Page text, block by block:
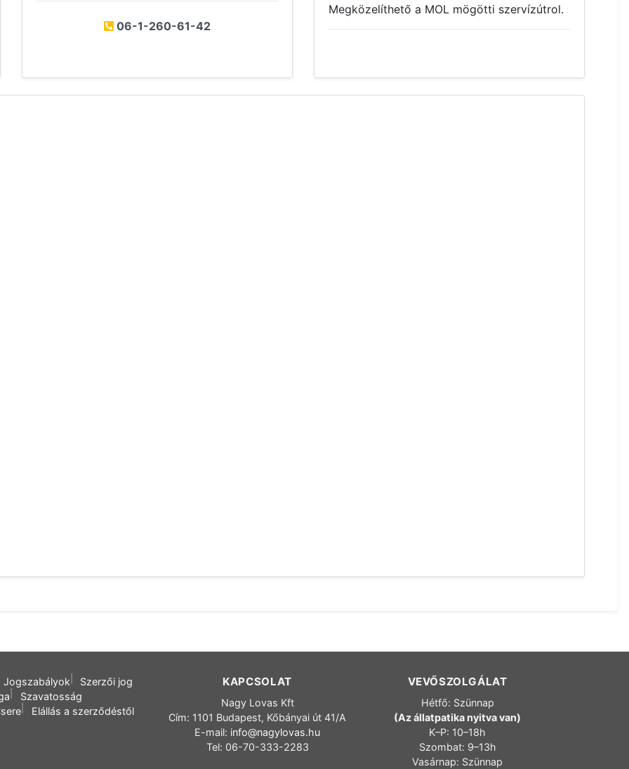
06-1-260-61-42
Megközelíthető a MOL mögötti szervízútrol.
Jogszabályok
Szerzői jog
Szavatosság
Elállás a szerződéstől
KAPCSOLAT
Nagy Lovas Kft
Cím: 1101 Budapest, Kőbányai út 41/A
E-mail: info@nagylovas.hu
Tel: 06-70-333-2283
VEVŐSZOLGÁLAT
Hétfő: Szünnap
(Az állatpatika nyitva van)
K–P: 10–18h
Szombat: 9–13h
Vasárnap: Szünnap